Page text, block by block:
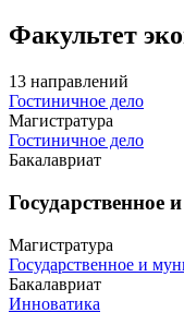
Факультет
13 направлений
Гостиничное дело
Магистратура
Гостиничное дело
Бакалавриат
Государственное
Магистратура
Государственное и
Бакалавриат
Инноватика